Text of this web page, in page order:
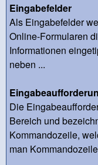
Eingabefelder
Als Eingabefelder
Online-Formularen
Informationen
neben ...
Die
Bereich und
Kommandozeile,
man